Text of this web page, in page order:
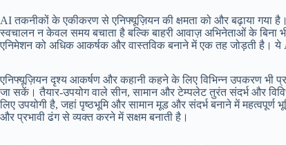
AI तकनीकों के एकीकरण से एनिफ्यूज़ियन की क्षमता को और बढ़ाया गया
स्वचालन न केवल समय बचाता है बल्कि बाहरी आवाज़ अभिनेताओं के बिना
एनिमेशन को अधिक आकर्षक और वास्तविक बनाने में एक तह जोड़ती है। ये
एनिफ्यूज़ियन दृश्य आकर्षण और कहानी कहने के लिए विभिन्न उपकरण भी
जा सकें। तैयार-उपयोग वाले सीन, सामान और टेम्पलेट तुरंत संदर्भ और
लिए उपयोगी है, जहां पृष्ठभूमि और सामान मूड और संदर्भ बनाने में
और प्रभावी ढंग से व्यक्त करने में सक्षम बनाती है।